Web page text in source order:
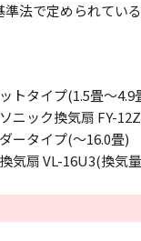
法で定められてい
ットタイプ(1.5畳～4.9
ニック換気扇 FY-
ダータイプ(～16.0畳)
気扇 VL-16U3(換気